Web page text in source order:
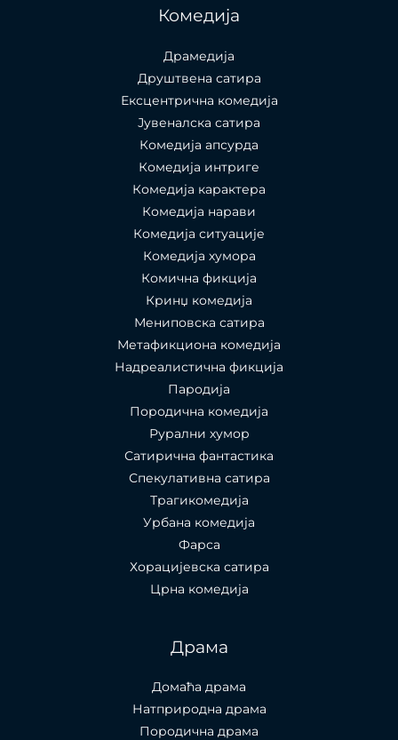
Комедија
Драмедија
Друштвена сатира
Ексцентрична комедија
Јувеналска сатира
Комедија апсурда
Комедија интриге
Комедија карактера
Комедија нарави
Комедија ситуације
Комедија хумора
Комична фикција
Кринџ комедија
Мениповска сатира
Метафикциона комедија
Надреалистична фикција
Пародија
Породична комедија
Рурални хумор
Сатирична фантастика
Спекулативна сатира
Трагикомедија
Урбана комедија
Фарса
Хорацијевска сатира
Црна комедија
Драма
Домаћа драма
Натприродна драма
Породична драма